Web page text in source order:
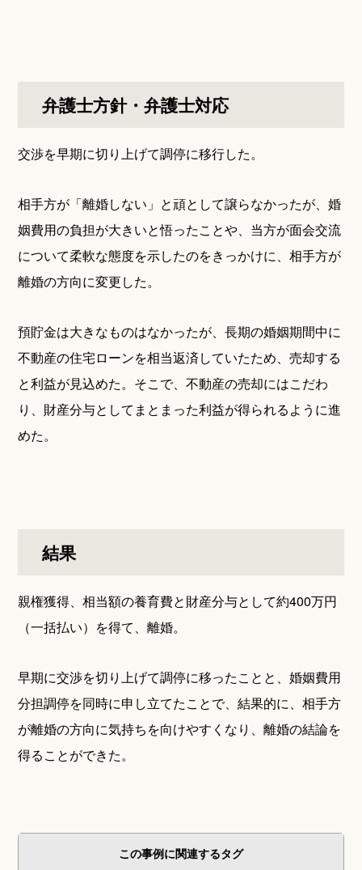
弁護士方針・弁護士対応
交渉を早期に切り上げて調停に移行した。
相手方が「離婚しない」と頑として譲らなかったが、婚
姻費用の負担が大きいと悟ったことや、当方が面会交流
について柔軟な態度を示したのをきっかけに、相手方が
離婚の方向に変更した。
預貯金は大きなものはなかったが、長期の婚姻期間中に
不動産の住宅ローンを相当返済していたため、売却する
と利益が見込めた。そこで、不動産の売却にはこだわ
り、財産分与としてまとまった利益が得られるように進
めた。
結果
親権獲得、相当額の養育費と財産分与として約400万円
（一括払い）を得て、離婚。
早期に交渉を切り上げて調停に移ったことと、婚姻費用
分担調停を同時に申し立てたことで、結果的に、相手方
が離婚の方向に気持ちを向けやすくなり、離婚の結論を
得ることができた。
この事例に関連するタグ